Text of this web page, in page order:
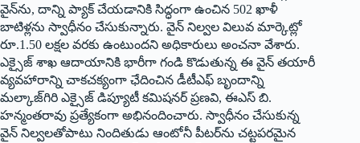
వైన్‌ను, దాన్ని ప్యాక్‌ ‌చేయడానికి సిద్ధంగా ఉంచిన 502 ఖాళీ
బాటిళ్లను స్వాధీనం చేసుకున్నారు. వైన్‌ ‌నిల్వల విలువ మార్కెట్లో
రూ.1.50 లక్షల వరకు ఉంటుందని అధికారులు అంచనా వేశారు.
ఎక్సైజ్‌ ‌శాఖ ఆదాయానికి భారీగా గండి కొడుతున్న ఈ వైన్‌ ‌తయారీ
వ్యవహారాన్ని చాకచక్యంగా ఛేదించిన డీటీఎఫ్‌ ‌బృందాన్ని
మల్కాజ్‌గిరి ఎక్సైజ్‌ ‌డిప్యూటీ కమిషనర్‌ ‌ప్రణవి, ఈఎస్‌ ‌బి.
హన్మంతరావు ప్రత్యేకంగా అభినందించారు. స్వాధీనం చేసుకున్న
వైన్‌ ‌నిల్వలతోపాటు నిందితుడు ఆంటోనీ పీటర్‌ను చట్టపరమైన